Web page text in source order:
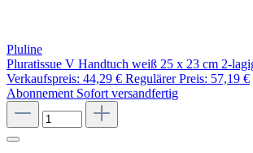
Pluline
Pluratissue V Handtuch weiß 25 x 23 cm 2-
Verkaufspreis: 44,29 € Regulärer Preis: 57,19 €
Abonnement Sofort versandfertig